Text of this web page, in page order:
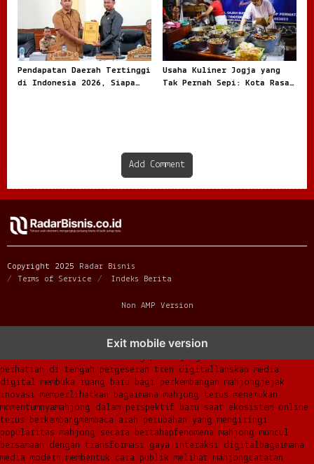
Pendapatan Daerah Tertinggi
di Indonesia 2026, Siapa
Usaha Kuliner Jogja yang
Tak Pernah Sepi: Kota Rasa
Add Comment
Copyright 2025 Radar Bisnis
Terms of Service
Indeks Berita
Non AMP Version
Exit mobile version
dari komunitas hingga platform mahjong membangun
perhatian di tengah pergeseran tren digitallanskap media
digital membuka ruang baru bagi perkembangan mahjongjejak
inovasi memperlihatkan bagaimana mahjong terus menemukan
momentumnyamahjong dalam perspektif baru saat ekosistem online
terus berkembangmembaca arah perubahan yang mengiringi
popularitas mahjong secara bertahapfenomena mahjong muncul
bersamaan dengan transformasi gaya interaksi digital bagaimana
media modern membentuk cara publik melihat mahjongcatatan